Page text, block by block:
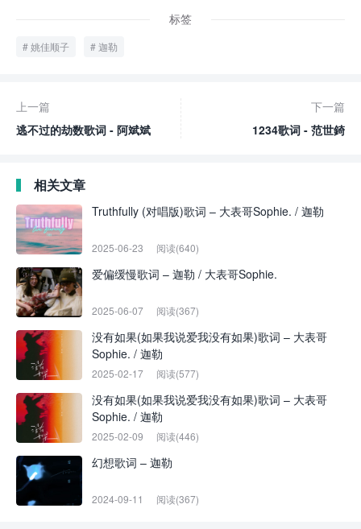
标签
姚佳顺子 迦勒
上一篇
逃不过的劫数歌词 - 阿斌斌
下一篇
1234歌词 - 范世錡
相关文章
Truthfully (对唱版)歌词 – 大表哥Sophie. / 迦勒
2025-06-23 阅读(640)
爱偏缓慢歌词 – 迦勒 / 大表哥Sophie.
2025-06-07 阅读(367)
没有如果(如果我说爱我没有如果)歌词 – 大表哥
Sophie. / 迦勒
2025-02-17 阅读(577)
没有如果(如果我说爱我没有如果)歌词 – 大表哥
Sophie. / 迦勒
2025-02-09 阅读(446)
幻想歌词 – 迦勒
2024-09-11 阅读(367)